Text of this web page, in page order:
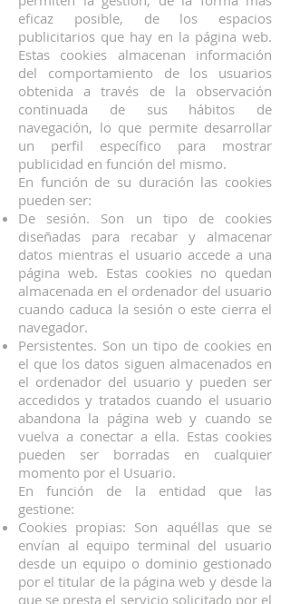
eficaz posible, de los espacios
publicitarios que hay en la página web.
Estas cookies almacenan información
del comportamiento de los usuarios
obtenida a través de la observación
continuada de sus hábitos de
navegación, lo que permite desarrollar
un perfil específico para mostrar
publicidad en función del mismo.
En función de su duración las cookies
pueden ser:
De sesión. Son un tipo de cookies
diseñadas para recabar y almacenar
datos mientras el usuario accede a una
página web. Estas cookies no quedan
almacenada en el ordenador del usuario
cuando caduca la sesión o este cierra el
navegador.
Persistentes. Son un tipo de cookies en
el que los datos siguen almacenados en
el ordenador del usuario y pueden ser
accedidos y tratados cuando el usuario
abandona la página web y cuando se
vuelva a conectar a ella. Estas cookies
pueden ser borradas en cualquier
momento por el Usuario.
En función de la entidad que las
gestione:
Cookies propias: Son aquéllas que se
envían al equipo terminal del usuario
desde un equipo o dominio gestionado
por el titular de la página web y desde la
que se presta el servicio solicitado por el